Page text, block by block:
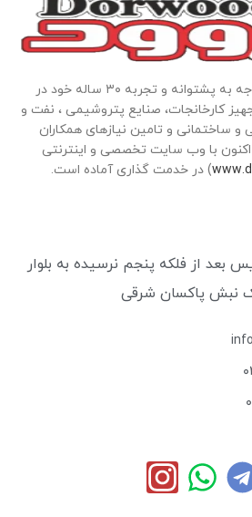
” با توجه به پشتوانه و تجربه ۳۰ ساله خود در
کارخانجات، صنایع پتروشیمی ، نفت و
و ساختمانی و تامین نیازهای همکاران
با وب سایت تخصصی و اینترنتی
بعد از فلکه پنجم نرسیده به بلوار
نبش پاکسان شرقی